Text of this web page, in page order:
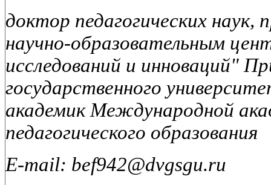
доктор педагогических наук,
научно-образовательным
исследований и инноваций"
государственного
академик Международной
педагогического образования
E-mail: bef942@dvgsgu.ru